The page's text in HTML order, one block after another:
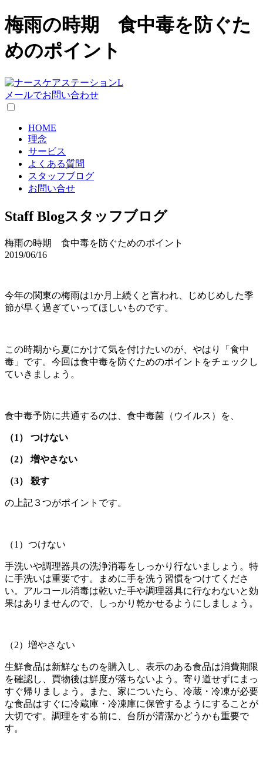
梅雨の時期 食中毒を防ぐた
めのポイント
メールでお問い合わせ
HOME
理念
サービス
よくある質問
スタッフブログ
お問い合せ
Staff Blogスタッフブログ
梅雨の時期 食中毒を防ぐためのポイント
2019/06/16
今年の関東の梅雨は1か月上続くと言われ、じめじめした季
節が早く過ぎていってほしいものです。
この時期から夏にかけて気を付けたいのが、やはり「食中
毒」です。今回は食中毒を防ぐためのポイントをチェックし
ていきましょう。
食中毒予防に共通するのは、食中毒菌（ウイルス）を、
（1） つけない
（2） 増やさない
（3） 殺す
の上記３つがポイントです。
（1）つけない
手洗いや調理器具の洗浄消毒をしっかり行ないましょう。特
に手洗いは重要です。まめに手を洗う習慣をつけてくださ
い。アルコール消毒は乾いた手や調理器具に行なわないと効
果はありませんので、しっかり乾かせるようにしましょう。
（2）増やさない
生鮮食品は新鮮なものを購入し、表示のある食品は消費期限
を確認し、買物後は鮮度が落ちないよう。寄り道せずにまっ
すぐ帰りましょう。また、家についたら、冷蔵・冷凍が必要
な食品はすぐに冷蔵庫・冷凍庫に保管するようにすることが
大切です。調理をする前に、台所が清潔かどうかも重要で
す。